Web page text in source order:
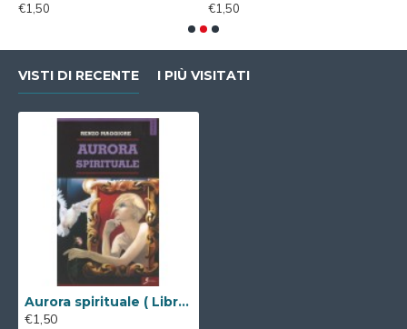
€1,50
€1,50
VISTI DI RECENTE I PIÙ VISITATI
Aurora spirituale ( Libro Digitale )
€1,50